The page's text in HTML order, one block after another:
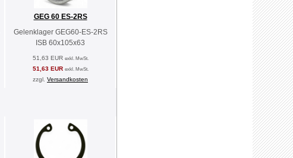
GEG 60 ES-2RS
Gelenklager GEG60-ES-2RS
ISB 60x105x63
51,63 EUR exkl. MwSt.
51,63 EUR exkl. MwSt.
zzgl. Versandkosten